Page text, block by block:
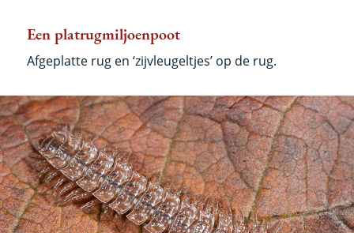
Een platrugmiljoenpoot
Afgeplatte rug en ‘zijvleugeltjes’ op de rug.